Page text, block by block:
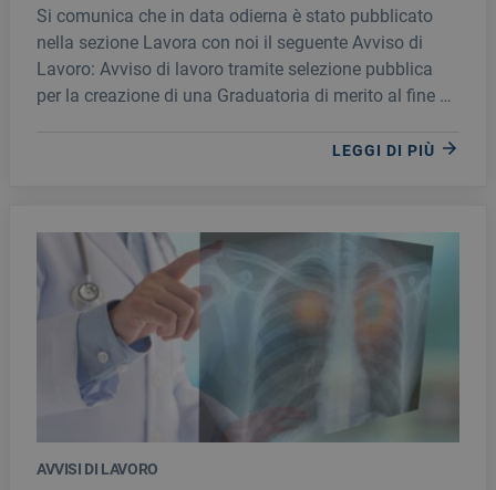
idoneo per la stipula di contratti a tempo
determinato quale INFERMIERE
Si comunica che in data odierna è stato pubblicato
nella sezione Lavora con noi il seguente Avviso di
Lavoro: Avviso di lavoro tramite selezione pubblica
per la creazione di una Graduatoria di merito al fine di
a tempo determinato quale INFERMIERE È possibile
LEGGI DI PIÙ
AVVISI DI LAVORO